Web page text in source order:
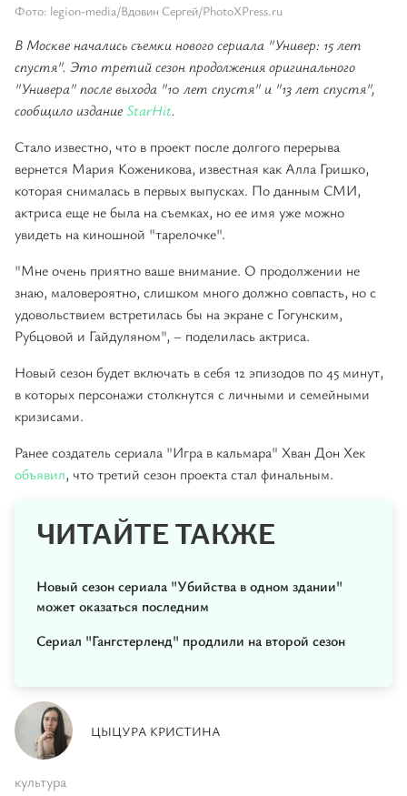
Фото: legion-media/Вдовин Сергей/PhotoXPress.ru
В Москве начались съемки нового сериала "Универ: 15 лет
спустя". Это третий сезон продолжения оригинального
"Универа" после выхода "10 лет спустя" и "13 лет спустя",
сообщило изданиеStarHit.
Стало известно, что в проект после долгого перерыва
вернется Мария Коженикова, известная как Алла Гришко,
которая снималась в первых выпусках. По данным СМИ,
актриса еще не была на съемках, но ее имя уже можно
увидеть на киношной "тарелочке".
"Мне очень приятно ваше внимание. О продолжении не
знаю, маловероятно, слишком много должно совпасть, но с
удовольствием встретилась бы на экране с Гогунским,
Рубцовой и Гайдуляном", – поделилась актриса.
Новый сезон будет включать в себя 12 эпизодов по 45 минут,
в которых персонажи столкнутся с личными и семейными
кризисами.
Ранее создатель сериала "Игра в кальмара" Хван Дон Хек
объявил, что третий сезон проекта стал финальным.
ЧИТАЙТЕ ТАКЖЕ
Новый сезон сериала "Убийства в одном здании"
может оказаться последним
Сериал "Гангстерленд" продлили на второй сезон
ЦЫЦУРА КРИСТИНА
культура